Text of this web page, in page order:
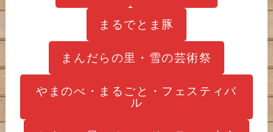
まるでとま豚
まんだらの里・雪の芸術祭
やまのべ・まるごと・フェスティバ
ル